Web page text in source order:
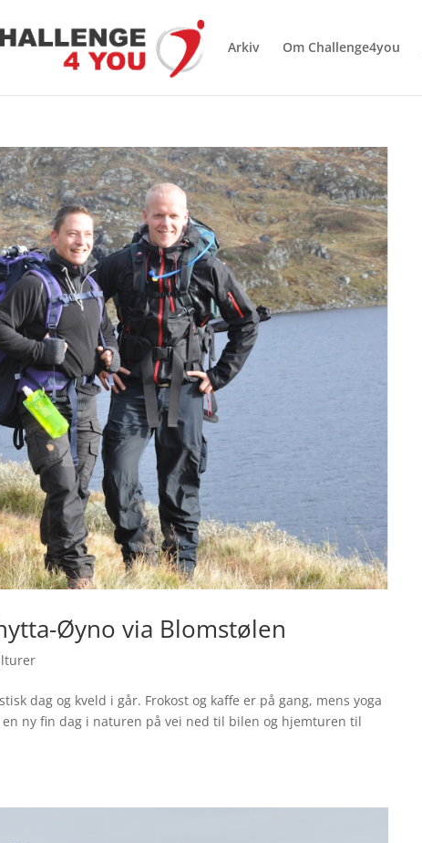
Arkiv Om Challenge4you
Øyno via Blomstølen
dag og kveld i går. Frokost og kaffe er på gang, mens yoga
ny fin dag i naturen på vei ned til bilen og hjemturen til